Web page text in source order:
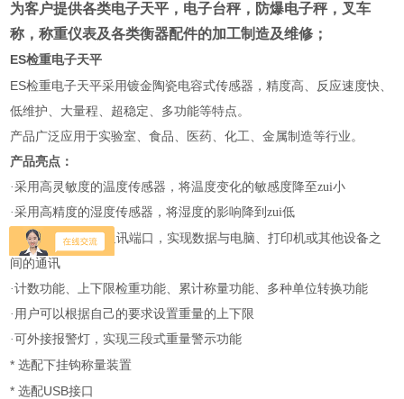
为客户提供各类电子天平，电子台秤，防爆电子秤，叉车
称，称重仪表及各类衡器配件的加工制造及维修；
ES检重电子天平
ES检重电子天平采用镀金陶瓷电容式传感器，精度高、反应速度快、
低维护、大量程、超稳定、多功能等特点。
产品广泛应用于实验室、食品、医药、化工、金属制造等行业。
产品亮点：
·采用高灵敏度的温度传感器，将温度变化的敏感度降至zui小
·采用高精度的湿度传感器，将湿度的影响降到zui低
·标准RS232双向通讯端口，实现数据与电脑、打印机或其他设备之
间的通讯
·计数功能、上下限检重功能、累计称量功能、多种单位转换功能
·用户可以根据自己的要求设置重量的上下限
·可外接报警灯，实现三段式重量警示功能
*选配下挂钩称量装置
*选配USB接口